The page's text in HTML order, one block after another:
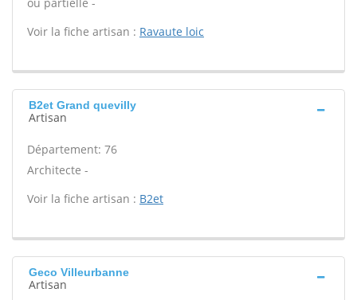
Voir la fiche artisan : Ravaute loic
B2et Grand quevilly
Artisan
Département: 76
Architecte -
Voir la fiche artisan : B2et
Geco Villeurbanne
Artisan